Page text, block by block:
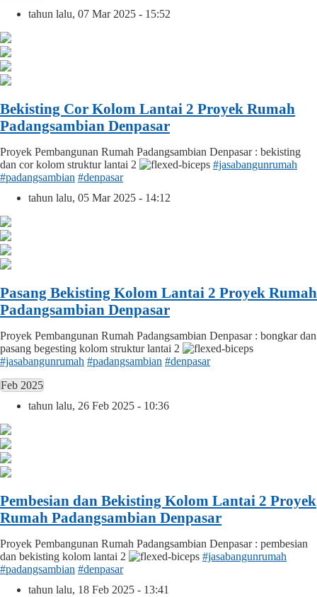
tahun lalu, 07 Mar 2025 - 15:52
Bekisting Cor Kolom Lantai 2 Proyek Rumah
Padangsambian Denpasar
Proyek Pembangunan Rumah Padangsambian Denpasar : bekisting
dan cor kolom struktur lantai 2
#jasabangunrumah
#padangsambian #denpasar
tahun lalu, 05 Mar 2025 - 14:12
Pasang Bekisting Kolom Lantai 2 Proyek Rumah
Padangsambian Denpasar
Proyek Pembangunan Rumah Padangsambian Denpasar : bongkar dan
pasang begesting kolom struktur lantai 2
#jasabangunrumah #padangsambian #denpasar
Feb 2025
tahun lalu, 26 Feb 2025 - 10:36
Pembesian dan Bekisting Kolom Lantai 2 Proyek
Rumah Padangsambian Denpasar
Proyek Pembangunan Rumah Padangsambian Denpasar : pembesian
dan bekisting kolom lantai 2
#jasabangunrumah
#padangsambian #denpasar
tahun lalu, 18 Feb 2025 - 13:41